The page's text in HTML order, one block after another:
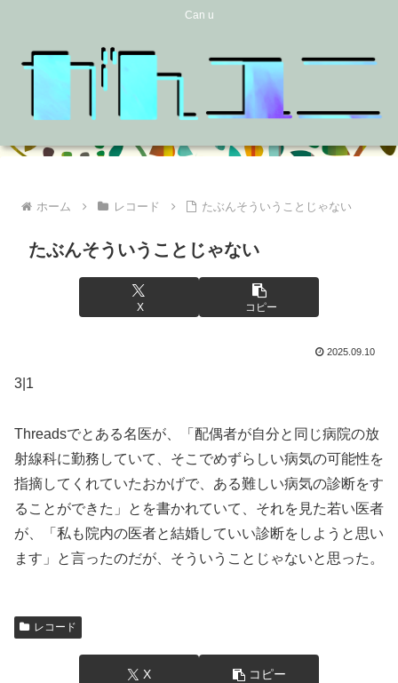
Can u
ホーム レコード たぶんそういうことじゃない
たぶんそういうことじゃない
X コピー
2025.09.10
3|1
Threadsでとある名医が、「配偶者が自分と同じ病院の放
射線科に勤務していて、そこでめずらしい病気の可能性を
指摘してくれていたおかげで、ある難しい病気の診断をす
ることができた」とを書かれていて、それを見た若い医者
が、「私も院内の医者と結婚していい診断をしようと思い
ます」と言ったのだが、そういうことじゃないと思った。
レコード
X コピー